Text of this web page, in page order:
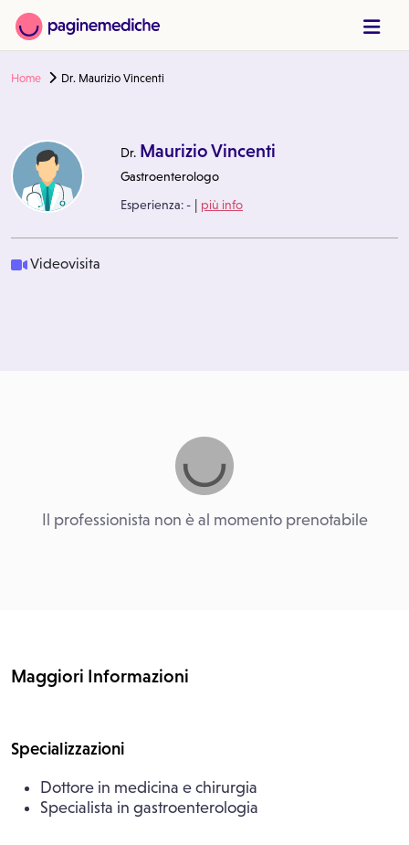
Home Dr. Maurizio Vincenti
Dr. Maurizio Vincenti
Gastroenterologo
Esperienza:- | più info
Videovisita
Il professionista non è al momento prenotabile
Maggiori Informazioni
Specializzazioni
Dottore in medicina e chirurgia
Specialista in gastroenterologia